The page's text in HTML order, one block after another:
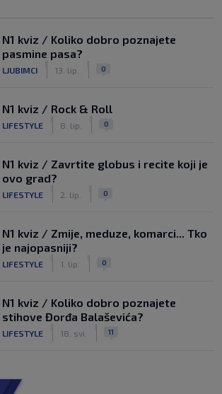
N1 kviz / Koliko dobro poznajete
pasmine pasa?
LJUBIMCI 13. lip. 0
N1 kviz / Rock & Roll
LIFESTYLE 8. lip. 0
N1 kviz / Zavrtite globus i recite koji je
ovo grad?
LIFESTYLE 2. lip. 0
N1 kviz / Zmije, meduze, komarci... Tko
je najopasniji?
LIFESTYLE 1. lip. 0
N1 kviz / Koliko dobro poznajete
stihove Đorđa Balaševića?
LIFESTYLE 18. svi. 11